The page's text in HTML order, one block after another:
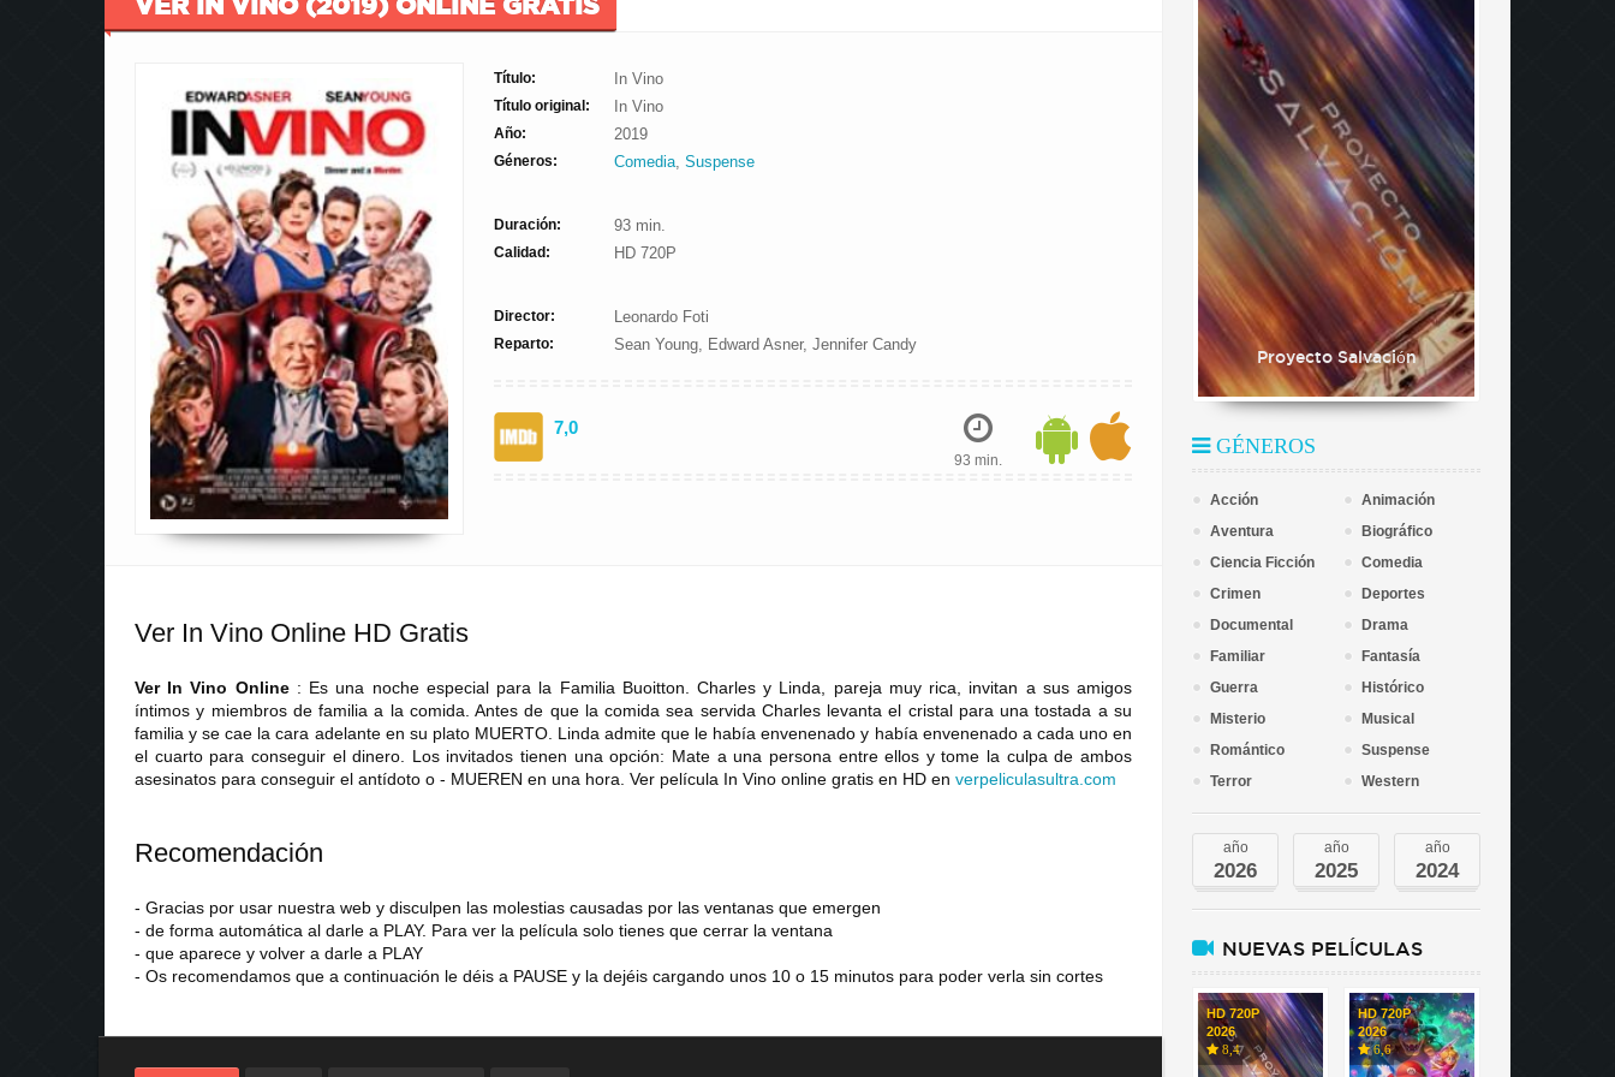
Título: In Vino
Título original: In Vino
Año: 2019
Géneros: Comedia, Suspense
Duración: 93 min.
Calidad: HD 720P
Director: Leonardo Foti
Reparto: Sean Young, Edward Asner, Jennifer Candy
7,0
93 min.
Ver In Vino Online HD Gratis
Ver In Vino Online : Es una noche especial para la Familia Buoitton. Charles y Linda, pareja muy rica, invitan a sus amigos
íntimos y miembros de familia a la comida. Antes de que la comida sea servida Charles levanta el cristal para una tostada a su
familia y se cae la cara adelante en su plato MUERTO. Linda admite que le había envenenado y había envenenado a cada uno en
el cuarto para conseguir el dinero. Los invitados tienen una opción: Mate a una persona entre ellos y tome la culpa de ambos
asesinatos para conseguir el antídoto o - MUEREN en una hora. Ver película In Vino online gratis en HD en verpeliculasultra com
Recomendación
- Gracias por usar nuestra web y disculpen las molestias causadas por las ventanas que emergen
- de forma automática al darle a PLAY. Para ver la película solo tienes que cerrar la ventana
- que aparece y volver a darle a PLAY
- Os recomendamos que a continuación le déis a PAUSE y la dejéis cargando unos 10 o 15 minutos para poder verla sin cortes
Proyecto Salvación
GÉNEROS
Acción
Animación
Aventura
Biográfico
Ciencia Ficción
Comedia
Crimen
Deportes
Documental
Drama
Familiar
Fantasía
Guerra
Histórico
Misterio
Musical
Romántico
Suspense
Terror
Western
año
2026
año
2025
año
2024
NUEVAS PELÍCULAS
HD 720P
2026
8,4
HD 720P
2026
6,6